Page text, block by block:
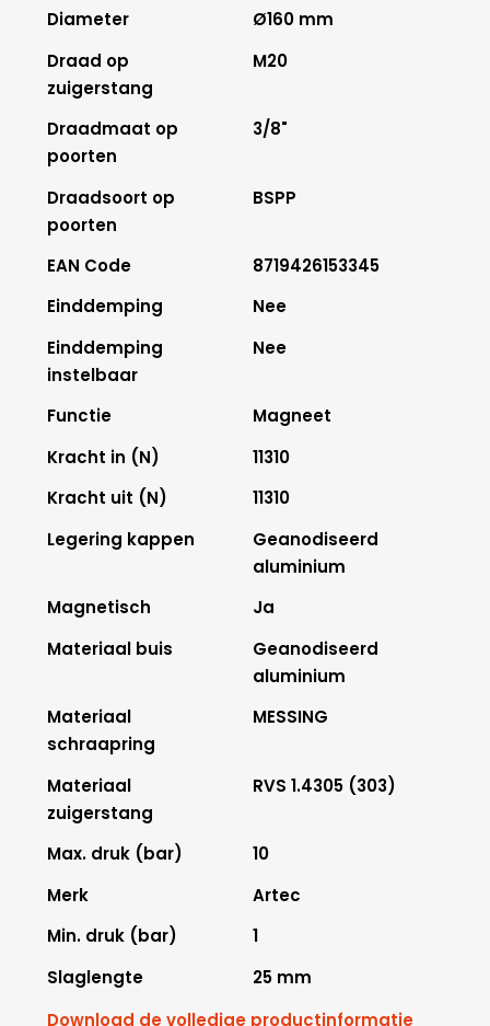
Diameter
Ø160 mm
Draad op
zuigerstang
M20
Draadmaat op
poorten
3/8"
Draadsoort op
poorten
BSPP
EAN Code
8719426153345
Einddemping
Nee
Einddemping
instelbaar
Nee
Functie
Magneet
Kracht in (N)
11310
Kracht uit (N)
11310
Legering kappen
Geanodiseerd
aluminium
Magnetisch
Ja
Materiaal buis
Geanodiseerd
aluminium
Materiaal
schraapring
MESSING
Materiaal
zuigerstang
RVS 1.4305 (303)
Max. druk (bar)
10
Merk
Artec
Min. druk (bar)
1
Slaglengte
25 mm
Download de volledige productinformatie